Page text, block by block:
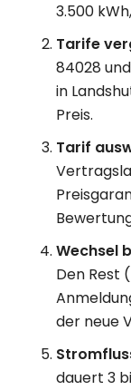
3.500
Tarife
84028
in
Preis.
Tarif
Wechsel
Den Rest
der neue
dauert 3